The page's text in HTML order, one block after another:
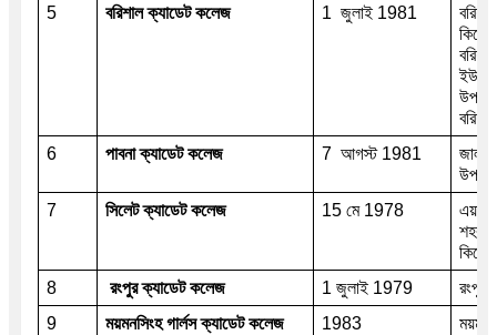
5
বরিশাল ক্যাডেট কলেজ 1  জুলাই 1981
বরিশাল
6
পাবনা ক্যাডেট কলেজ 7  আগস্ট 1981
7
সিলেট ক্যাডেট কলেজ 15 মে 1978
শহর
8
রংপুর ক্যাডেট কলেজ 1 জুলাই 1979
রংপুর
9
ময়মনসিংহ গার্লস ক্যাডেট কলেজ 1983